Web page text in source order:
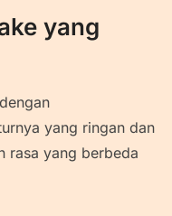
yang
yang ringan dan
rasa yang berbeda